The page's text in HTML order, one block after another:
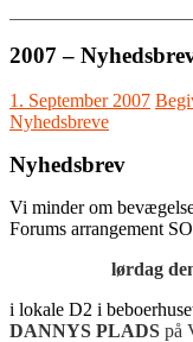
2007 –
1. September 2007
Nyhedsbreve
Nyhedsbrev
Vi minder om
Forums arrangement
lørdag
i lokale D2 i
DANNYS PLADS på